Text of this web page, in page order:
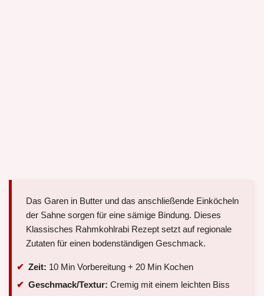
Das Garen in Butter und das anschließende Einköcheln
der Sahne sorgen für eine sämige Bindung. Dieses
Klassisches Rahmkohlrabi Rezept setzt auf regionale
Zutaten für einen bodenständigen Geschmack.
Zeit: 10 Min Vorbereitung + 20 Min Kochen
Geschmack/Textur: Cremig mit einem leichten Biss